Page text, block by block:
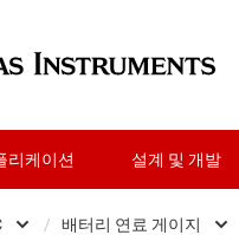
리케이션 설계 및 개발
/ 배터리 연료 게이지